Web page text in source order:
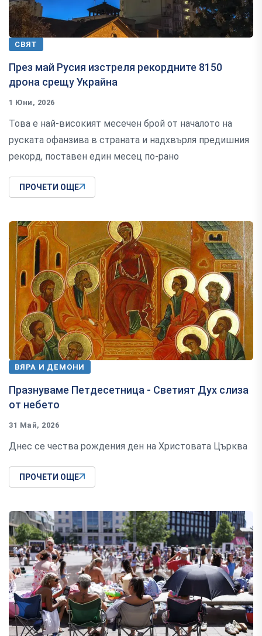
СВЯТ
През май Русия изстреля рекордните 8150
дрона срещу Украйна
1 Юни, 2026
Това е най-високият месечен брой от началото на
руската офанзива в страната и надхвърля предишния
рекорд, поставен един месец по-рано
ПРОЧЕТИ ОЩЕ
ВЯРА И ДЕМОНИ
Празнуваме Петдесетница - Светият Дух слиза
от небето
31 Май, 2026
Днес се чества рождения ден на Христовата Църква
ПРОЧЕТИ ОЩЕ